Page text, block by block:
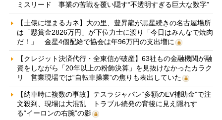
ミスリード 事業の苦戦を覆い隠す“不透明すぎる巨大な数字”
【土俵に埋まるカネ】大の里、豊昇龍が黒星続きの名古屋場所
は「懸賞金2826万円」が下位力士に渡り「今日はみんなで焼肉
だ！」 金星4個配給で協会は年96万円の支出増に
【クレジット決済代行・全東信が破産】63社もの金融機関が融
資をしながら「20年以上の粉飾決算」を見抜けなかったカラク
リ 営業現場では“自転車操業”の焦りも表出していた
【納車時に複数の事故】テスラジャパン“多額のEV補助金”で注
文殺到、現場は大混乱 トラブル続発の背後に見え隠れす
る“イーロンの右腕”の影